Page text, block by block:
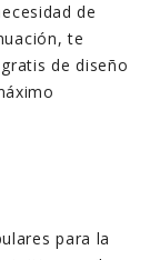
de
te
de diseño
para la